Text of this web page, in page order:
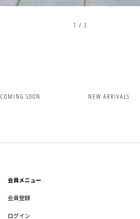
1 / 3
COMING SOON NEW ARRIVALS
会員メニュー
会員登録
ログイン